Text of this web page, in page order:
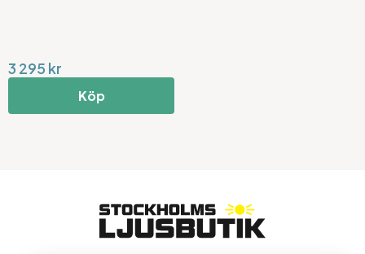
3 295 kr
Köp